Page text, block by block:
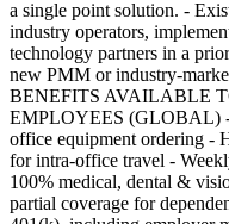
a single point solution. -
industry operators,
technology partners in a
new PMM or industry-
BENEFITS AVAILABLE
EMPLOYEES (GLOBAL) -
office equipment ordering -
for intra-office travel -
100% medical, dental &
partial coverage for